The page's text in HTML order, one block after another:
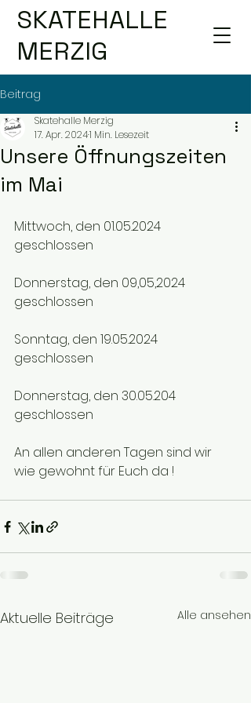
SKATEHALLE
MERZIG
Beitrag
Unsere Öffnungszeiten
im Mai
Skatehalle Merzig
17. Apr. 20241 Min. Lesezeit
Mittwoch, den 01.05.2024
geschlossen
Donnerstag, den 09,05,2024
geschlossen
Sonntag, den 19.05.2024
geschlossen
Donnerstag, den 30.05.204
geschlossen
An allen anderen Tagen sind wir
wie gewohnt für Euch da !
Aktuelle Beiträge Alle ansehen